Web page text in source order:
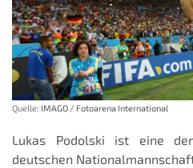
Quelle: IMAGO / Fotoarena International
Lukas Podolski ist eine
deutschen